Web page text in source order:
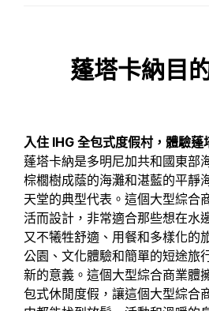
蓬塔卡納目
入住 IHG 全包式度假村，體驗蓬
蓬塔卡納是多明尼加共和國東部
棕櫚樹成蔭的海灘和湛藍的平靜
天堂的典型代表。這個大型綜合
活而設計，非常適合那些想在水
又不犧牲舒適、用餐和多樣化的
公園、文化體驗和簡單的短途旅
新的意義。這個大型綜合商業體
包式休閒度假，讓這個大型綜合